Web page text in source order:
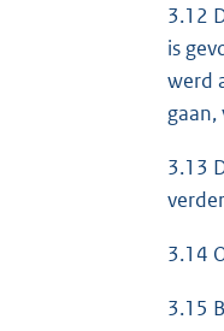
3.12
is
werd
3.13
3.14
3.15